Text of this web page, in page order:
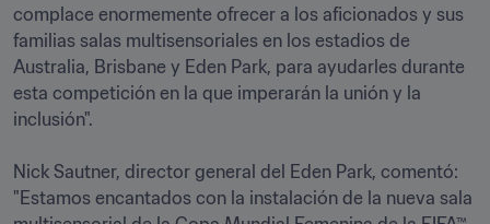
complace enormemente ofrecer a los aficionados y sus
familias salas multisensoriales en los estadios de
Australia, Brisbane y Eden Park, para ayudarles durante
esta competición en la que imperarán la unión y la
inclusión".
Nick Sautner, director general del Eden Park, comentó:
"Estamos encantados con la instalación de la nueva sala